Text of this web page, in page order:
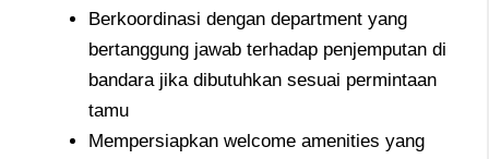
Berkoordinasi dengan department yang
bertanggung jawab terhadap penjemputan di
bandara jika dibutuhkan sesuai permintaan
tamu
Mempersiapkan welcome amenities yang